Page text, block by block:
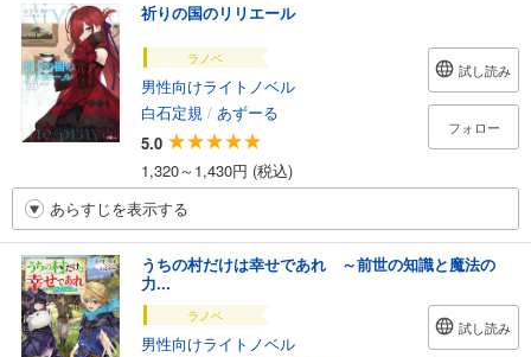
祈りの国のリリエール
ラノベ
男性向けライトノベル
白石定規 / あずーる
5.0
1,320～1,430円 (税込)
試し読み
フォロー
あらすじを表示する
うちの村だけは幸せであれ ～前世の知識と魔法の
力...
ラノベ
男性向けライトノベル
試し読み